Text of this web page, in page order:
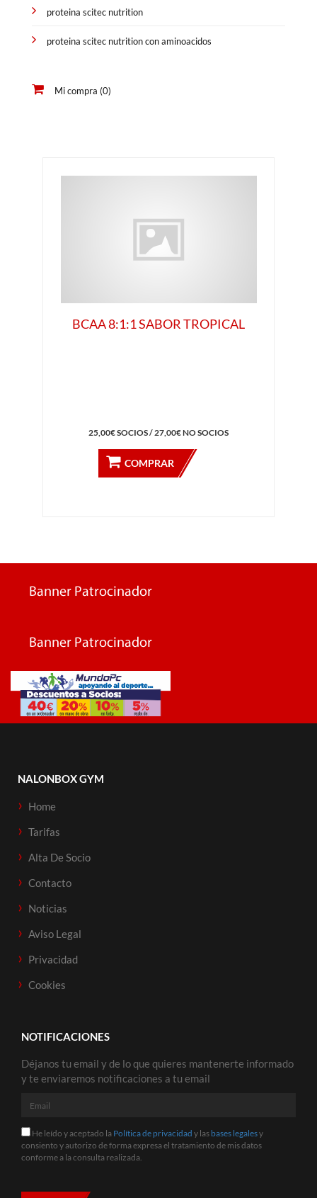
proteina scitec nutrition
proteina scitec nutrition con aminoacidos
Mi compra (0)
BCAA 8:1:1 SABOR TROPICAL
25,00€ SOCIOS / 27,00€ NO SOCIOS
COMPRAR
NALONBOX GYM
Home
Tarifas
Alta De Socio
Contacto
Noticias
Aviso Legal
Privacidad
Cookies
NOTIFICACIONES
Déjanos tu email y de lo que quieres mantenerte informado
y te enviaremos notificaciones a tu email
Email
He
leído
y
Política
He leído y aceptado la Política de privacidad y las bases legalesy
consiento y autorizo de forma expresa el tratamiento de mis datos
conforme a la consulta realizada.